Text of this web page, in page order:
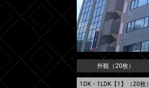
外観（20枚）
1DK・1LDK【1】（20枚）